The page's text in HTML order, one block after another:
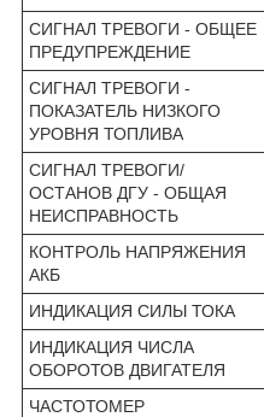
СИГНАЛ ТРЕВОГИ - ОБЩЕЕ
ПРЕДУПРЕЖДЕНИЕ
СИГНАЛ ТРЕВОГИ -
ПОКАЗАТЕЛЬ НИЗКОГО
УРОВНЯ ТОПЛИВА
СИГНАЛ ТРЕВОГИ/
ОСТАНОВ ДГУ - ОБЩАЯ
НЕИСПРАВНОСТЬ
КОНТРОЛЬ НАПРЯЖЕНИЯ
АКБ
ИНДИКАЦИЯ СИЛЫ ТОКА
ИНДИКАЦИЯ ЧИСЛА
ОБОРОТОВ ДВИГАТЕЛЯ
ЧАСТОТОМЕР